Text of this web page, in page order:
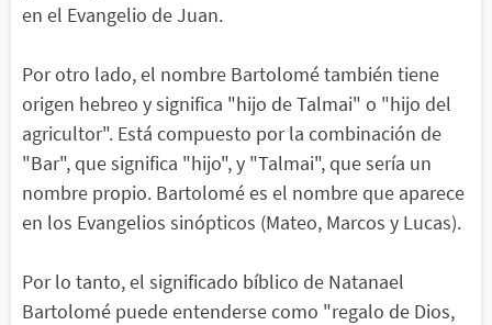
en el Evangelio de Juan.
Por otro lado, el nombre Bartolomé también tiene
origen hebreo y significa "hijo de Talmai" o "hijo del
agricultor". Está compuesto por la combinación de
"Bar", que significa "hijo", y "Talmai", que sería un
nombre propio. Bartolomé es el nombre que aparece
en los Evangelios sinópticos (Mateo, Marcos y Lucas).
Por lo tanto, el significado bíblico de Natanael
Bartolomé puede entenderse como "regalo de Dios,